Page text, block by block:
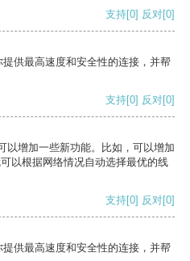
支持[0] 反对[0]
供最高速度和安全性的连接，并帮
支持[0] 反对[0]
以增加一些新功能。比如，可以增加
以根据网络情况自动选择最优的线
支持[0] 反对[0]
供最高速度和安全性的连接，并帮